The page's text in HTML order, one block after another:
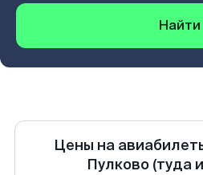
Найти
Цены на
Пулково (туда